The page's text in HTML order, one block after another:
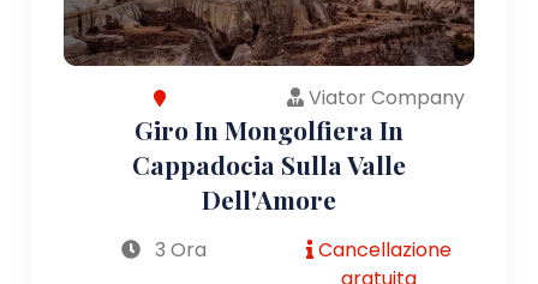
Viator Company
Giro In Mongolfiera In
Cappadocia Sulla Valle
Dell'Amore
3 Ora
Cancellazione